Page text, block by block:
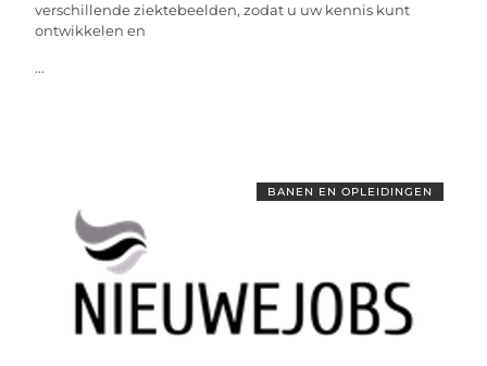
verschillende ziektebeelden, zodat u uw kennis kunt
ontwikkelen en
...
BANEN EN OPLEIDINGEN